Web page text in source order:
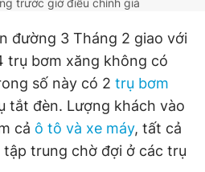
trước giờ điều chỉnh giá
đường 3 Tháng 2 giao với
trụ bơm xăng không có
số này có 2 trụ bơm
tắt đèn. Lượng khách vào
cả ô tô và xe máy, tất cả
tập trung chờ đợi ở các trụ